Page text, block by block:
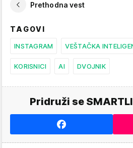
Prethodna vest
TAGOVI
INSTAGRAM VEŠTAČKA
KORISNICI AI DVOJNIK
Pridruži se